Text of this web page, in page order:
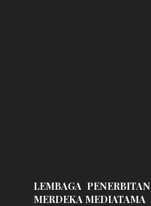
LEMBAGA
MERDEKA MEDIATAMA